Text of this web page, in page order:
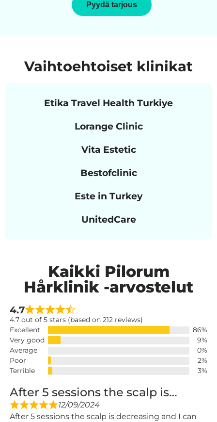
Pyydä tarjous
Vaihtoehtoiset klinikat
Etika Travel Health Turkiye
Lorange Clinic
Vita Estetic
Bestofclinic
Este in Turkey
UnitedCare
Kaikki Pilorum
Hårklinik -arvostelut
4.7
4.7 out of 5 stars (based on 212 reviews)
Excellent
86%
Very good
9%
Average
0%
Poor
2%
Terrible
3%
After 5 sessions the scalp is…
12/09/2024
After 5 sessions the scalp is decreasing and I can